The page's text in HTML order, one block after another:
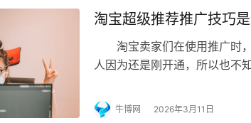
淘宝超级推荐推广技巧
淘宝卖家们在使用推广时，
人因为还是刚开通，所以也不
其实算起来覆盖的范围就非常
牛博网 2026年3月11日